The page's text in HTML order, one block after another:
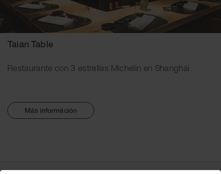
Taian Table
Restaurante con 3 estrellas Michelin en Shanghái
Más información